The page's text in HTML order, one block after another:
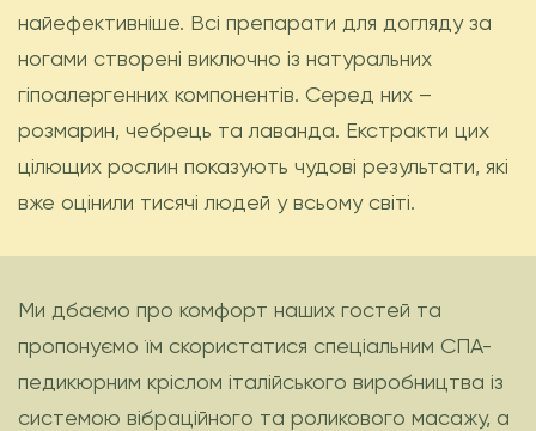
найефективніше. Всі препарати для догляду за
ногами створені виключно із натуральних
гіпоалергенних компонентів. Серед них –
розмарин, чебрець та лаванда. Екстракти цих
цілющих рослин показують чудові результати, які
вже оцінили тисячі людей у ​​всьому світі.
Ми дбаємо про комфорт наших гостей та
пропонуємо їм скористатися спеціальним СПА-
педикюрним кріслом італійського виробництва із
системою вібраційного та роликового масажу, а